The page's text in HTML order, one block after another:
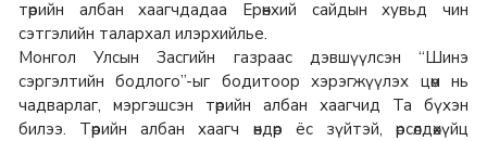
төрийн албан хаагчдадаа Ерөнхий сайдын хувьд чин
сэтгэлийн талархал илэрхийлье.
Монгол Улсын Засгийн газраас дэвшүүлсэн “Шинэ
сэргэлтийн бодлого”-ыг бодитоор хэрэгжүүлэх цөм нь
чадварлаг, мэргэшсэн төрийн албан хаагчид Та бүхэн
билээ. Төрийн албан хаагч өндөр ёс зүйтэй, өрсөлдөхүйц